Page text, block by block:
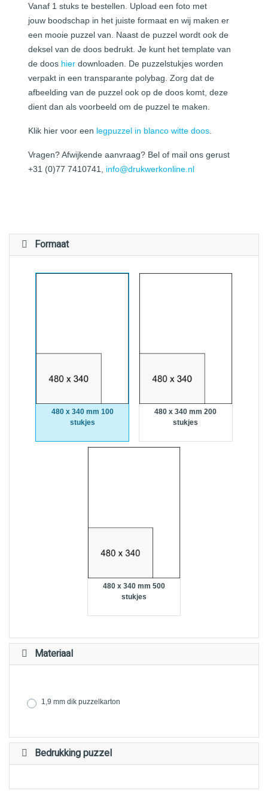
Vanaf 1 stuks te bestellen. Upload een foto met
jouw boodschap in het juiste formaat en wij maken er
een mooie puzzel van. Naast de puzzel wordt ook de
deksel van de doos bedrukt. Je kunt het template van
de doos hier downloaden. De puzzelstukjes worden
verpakt in een transparante polybag. Zorg dat de
afbeelding van de puzzel ook op de doos komt, deze
dient dan als voorbeeld om de puzzel te maken.
Klik hier voor een legpuzzel in blanco witte doos
Vragen? Afwijkende aanvraag? Bel of mail ons gerust
+31 (0)77 7410741, info@drukwerkonline.nl
Formaat
480 x 340 mm 100
stukjes
480 x 340 mm 200
stukjes
480 x 340 mm 500
stukjes
Materiaal
1,9 mm dik puzzelkarton
Bedrukking puzzel